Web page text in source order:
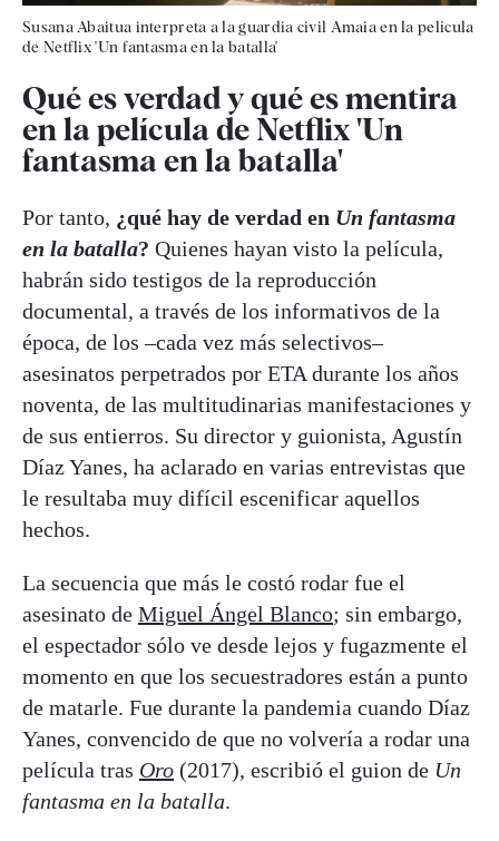
Susana Abaitua interpreta a la guardia civil Amaia en la película
de Netflix 'Un fantasma en la batalla'
Qué es verdad y qué es mentira
en la película de Netflix 'Un
fantasma en la batalla'
Por tanto, ¿qué hay de verdad en Un fantasma
en la batalla? Quienes hayan visto la película,
habrán sido testigos de la reproducción
documental, a través de los informativos de la
época, de los –cada vez más selectivos–
asesinatos perpetrados por ETA durante los años
noventa, de las multitudinarias manifestaciones y
de sus entierros. Su director y guionista, Agustín
Díaz Yanes, ha aclarado en varias entrevistas que
le resultaba muy difícil escenificar aquellos
hechos.
La secuencia que más le costó rodar fue el
asesinato de Miguel Ángel Blanco; sin embargo,
el espectador sólo ve desde lejos y fugazmente el
momento en que los secuestradores están a punto
de matarle. Fue durante la pandemia cuando Díaz
Yanes, convencido de que no volvería a rodar una
película tras Oro (2017), escribió el guion de Un
fantasma en la batalla.